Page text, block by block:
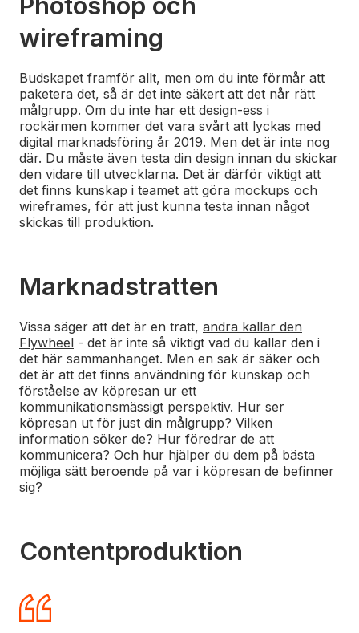
wireframing
Budskapet framför allt, men om du inte förmår att
paketera det, så är det inte säkert att det når rätt
målgrupp. Om du inte har ett design-ess i
rockärmen kommer det vara svårt att lyckas med
digital marknadsföring år 2019. Men det är inte nog
där. Du måste även testa din design innan du skickar
den vidare till utvecklarna. Det är därför viktigt att
det finns kunskap i teamet att göra mockups och
wireframes, för att just kunna testa innan något
skickas till produktion.
Marknadstratten
Vissa säger att det är en tratt, andra kallar den
Flywheel - det är inte så viktigt vad du kallar den i
det här sammanhanget. Men en sak är säker och
det är att det finns användning för kunskap och
förståelse av köpresan ur ett
kommunikationsmässigt perspektiv. Hur ser
köpresan ut för just din målgrupp? Vilken
information söker de? Hur föredrar de att
kommunicera? Och hur hjälper du dem på bästa
möjliga sätt beroende på var i köpresan de befinner
sig?
Contentproduktion